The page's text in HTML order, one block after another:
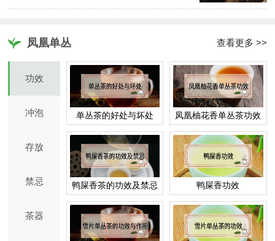
凤凰单丛 查看更多 >>
功效
冲泡
存放
禁忌
茶器
单丛茶的好处与坏处 凤凰柚花香单丛茶功效
鸭屎香茶的功效及禁忌 鸭屎香功效